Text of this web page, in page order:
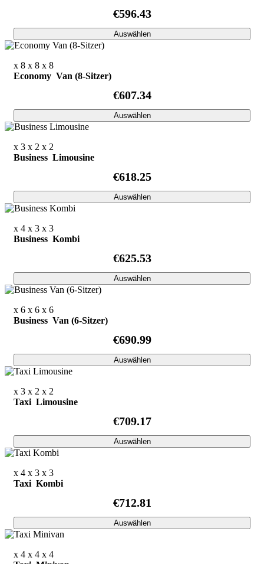
€596.43
Auswählen
x 8 x 8 x 8
Economy Van (8-Sitzer)
€607.34
Auswählen
x 3 x 2 x 2
Business Limousine
€618.25
Auswählen
x 4 x 3 x 3
Business Kombi
€625.53
Auswählen
x 6 x 6 x 6
Business Van (6-Sitzer)
€690.99
Auswählen
x 3 x 2 x 2
Taxi Limousine
€709.17
Auswählen
x 4 x 3 x 3
Taxi Kombi
€712.81
Auswählen
x 4 x 4 x 4